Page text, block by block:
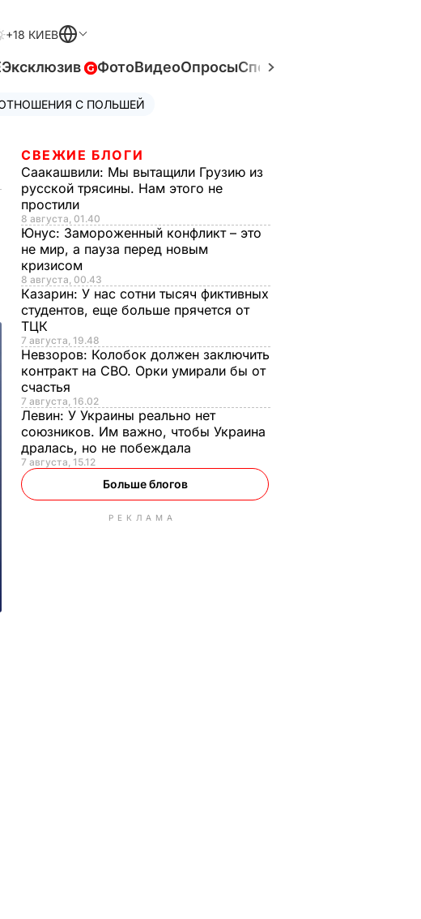
+18 КИЕВ
Эксклюзив ФотоВидеоОпросыСпецпроекты
С ПОЛЬШЕЙ
СВЕЖИЕ БЛОГИ
Саакашвили: Мы вытащили Грузию из
русской трясины. Нам этого не
простили
8 августа, 01.40
Юнус: Замороженный конфликт – это
не мир, а пауза перед новым
кризисом
8 августа, 00.43
Казарин: У нас сотни тысяч фиктивных
студентов, еще больше прячется от
ТЦК
7 августа, 19.48
Невзоров: Колобок должен заключить
контракт на СВО. Орки умирали бы от
счастья
7 августа, 16.02
Левин: У Украины реально нет
союзников. Им важно, чтобы Украина
дралась, но не побеждала
7 августа, 15.12
Больше блогов
РЕКЛАМА